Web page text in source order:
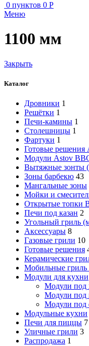
0 пунктов 0 Р
Меню
1100 мм
Закрыть
Каталог
Дровники 1
Решётки 1
Печи-камины 1
Столешницы 1
Фартуки 1
Готовые
Модули Astov
Вытяжные зонты
Зоны барбекю 43
Мангальные зоны
Мойки и
Открытые
Печи под казан 2
Угольный гриль
Аксессуары 8
Газовые грили 10
Готовые решения
Керамические
Мобильные гриль
Модули для кухни
Модули под
Модули под
Модули под
Модульные кухни
Печи для пиццы 7
Уличные грили 3
Распродажа 1